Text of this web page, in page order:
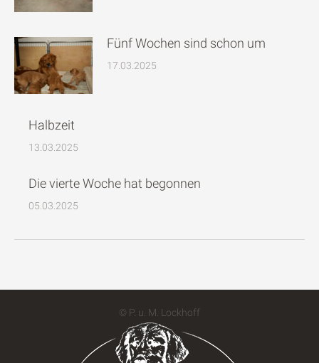
Fünf Wochen sind schon um
17.03.2025
Halbzeit
13.03.2025
Die vierte Woche hat begonnen
05.03.2025
© P. u. M. Lockhoff